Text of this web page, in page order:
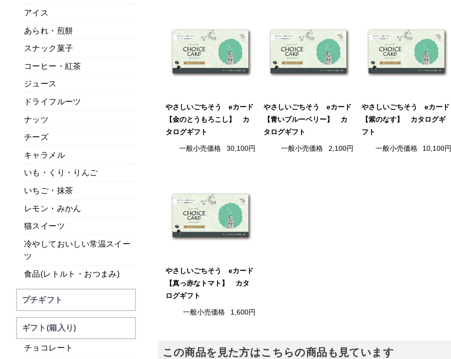
やさしいごちそう eカード
【金のとうもろこし】 カ
タログギフト
一般小売価格 30,100円
やさしいごちそう eカード
【青いブルーベリー】 カ
タログギフト
一般小売価格 2,100円
やさしいごちそう eカード
【紫のなす】 カタログギ
フト
一般小売価格 10,100円
やさしいごちそう eカード
【真っ赤なトマト】 カタ
ログギフト
一般小売価格 1,600円
この商品を見た方はこちらの商品も見ています
アイス
あられ・煎餅
スナック菓子
コーヒー・紅茶
ジュース
ドライフルーツ
ナッツ
チーズ
キャラメル
いも・くり・りんご
いちご・抹茶
レモン・みかん
猫スイーツ
冷やしておいしい常温スイー
ツ
食品(レトルト・おつまみ)
プチギフト
ギフト(箱入り)
チョコレート